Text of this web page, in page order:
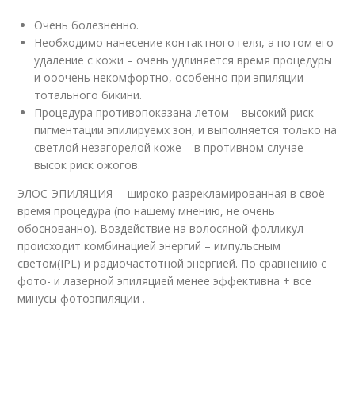
Очень болезненно.
Необходимо нанесение контактного геля, а потом его
удаление с кожи – очень удлиняется время процедуры
и ооочень некомфортно, особенно при эпиляции
тотального бикини.
Процедура противопоказана летом – высокий риск
пигментации эпилируемх зон, и выполняется только на
светлой незагорелой коже – в противном случае
высок риск ожогов.
ЭЛОС-ЭПИЛЯЦИЯ— широко разрекламированная в своё
время процедура (по нашему мнению, не очень
обоснованно). Воздействие на волосяной фолликул
происходит комбинацией энергий – импульсным
светом(IPL) и радиочастотной энергией. По сравнению с
фото- и лазерной эпиляцией менее эффективна + все
минусы фотоэпиляции .